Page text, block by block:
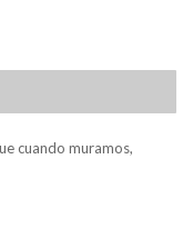
cuando muramos,